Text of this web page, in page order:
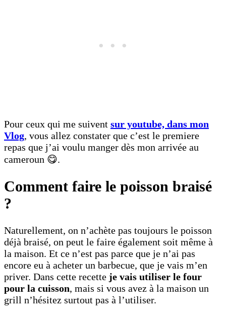
Pour ceux qui me suivent sur youtube, dans mon
Vlog, vous allez constater que c’est le premiere
repas que j’ai voulu manger dès mon arrivée au
cameroun 😋.
Comment faire le poisson braisé
?
Naturellement, on n’achète pas toujours le poisson
déjà braisé, on peut le faire également soit même à
la maison. Et ce n’est pas parce que je n’ai pas
encore eu à acheter un barbecue, que je vais m’en
priver. Dans cette recette je vais utiliser le four
pour la cuisson, mais si vous avez à la maison un
grill n’hésitez surtout pas à l’utiliser.